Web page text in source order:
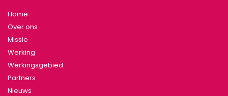
Home
Over ons
Missie
Werking
Werkingsgebied
Partners
Nieuws